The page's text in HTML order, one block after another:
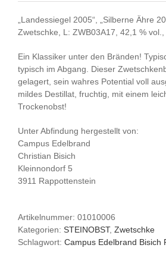
„Landessiegel 2005“, „Silberne Ähre
Zwetschke, L: ZWB03A17, 42,1 %
Ein Klassiker unter den Bränden!
typisch im Abgang. Dieser
gelagert, sein wahres Potential voll
mildes Destillat, fruchtig, mit einem
Trockenobst!
Unter Abfindung hergestellt von:
Campus Edelbrand
Christian Bisich
Kleinnondorf 5
3911 Rappottenstein
Artikelnummer: 01010006
Kategorien: STEINOBST, Zwetschke
Schlagwort: Campus Edelbrand Bisich